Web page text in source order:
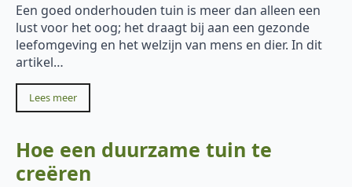
Een goed onderhouden tuin is meer dan alleen een
lust voor het oog; het draagt bij aan een gezonde
leefomgeving en het welzijn van mens en dier. In dit
artikel…
Lees meer
Hoe een duurzame tuin te
creëren